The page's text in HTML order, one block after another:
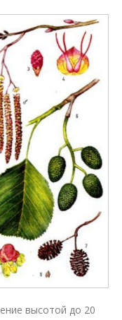
высотой до 20